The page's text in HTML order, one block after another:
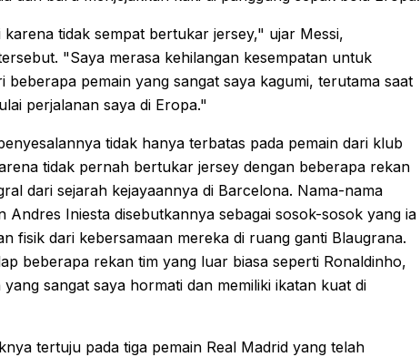
tidak sempat bertukar jersey," ujar Messi,
"Saya merasa kehilangan kesempatan untuk
pemain yang sangat saya kagumi, terutama saat
perjalanan saya di Eropa."
tidak hanya terbatas pada pemain dari klub
tidak pernah bertukar jersey dengan beberapa rekan
dari sejarah kejayaannya di Barcelona. Nama-nama
Andres Iniesta disebutkannya sebagai sosok-sosok yang ia
fisik dari kebersamaan mereka di ruang ganti Blaugrana.
beberapa rekan tim yang luar biasa seperti Ronaldinho,
sangat saya hormati dan memiliki ikatan kuat di
tertuju pada tiga pemain Real Madrid yang telah